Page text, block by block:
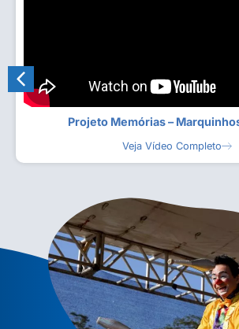
Projeto Memórias –
Veja Vídeo Completo